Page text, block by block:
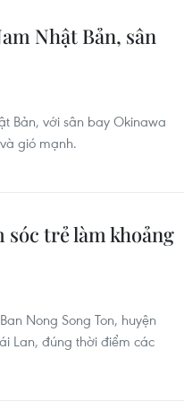
Nhật Bản, sân
Bản, với sân bay Okinawa
gió mạnh.
trẻ làm khoảng
Nong Song Ton, huyện
Lan, đúng thời điểm các